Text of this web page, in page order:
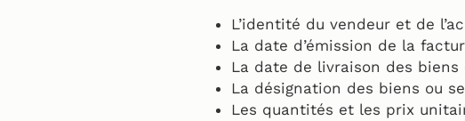
L’identité du vendeur et de
La date d’émission de la
La date de livraison des
La désignation des biens ou
Les quantités et les prix